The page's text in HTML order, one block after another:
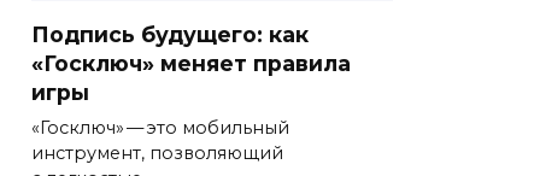
Подпись будущего: как
«Госключ» меняет правила
игры
«Госключ» — это мобильный
инструмент, позволяющий